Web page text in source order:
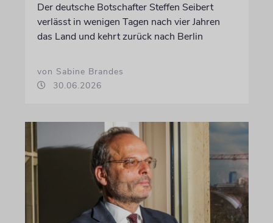
Der deutsche Botschafter Steffen Seibert
verlässt in wenigen Tagen nach vier Jahren
das Land und kehrt zurück nach Berlin
von Sabine Brandes
30.06.2026